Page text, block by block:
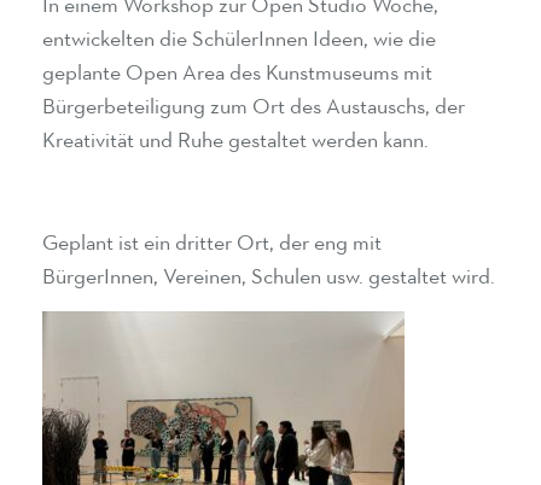
In einem Workshop zur Open Studio Woche,
entwickelten die SchülerInnen Ideen, wie die
geplante Open Area des Kunstmuseums mit
Bürgerbeteiligung zum Ort des Austauschs, der
Kreativität und Ruhe gestaltet werden kann.
Geplant ist ein dritter Ort, der eng mit
BürgerInnen, Vereinen, Schulen usw. gestaltet wird.